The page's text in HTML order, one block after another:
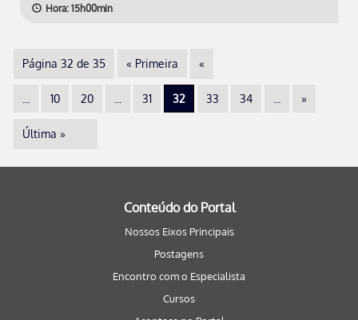
Hora: 15h00min
Página 32 de 35 « Primeira «
10 20 31 32 33 34 »
Última »
Conteúdo do Portal
Nossos Eixos Principais
Postagens
Encontro com o Especialista
Cursos